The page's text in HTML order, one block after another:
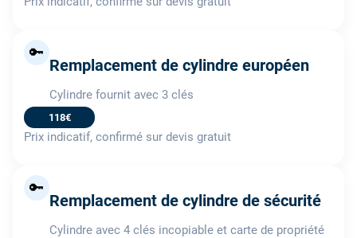
🔑
Remplacement de cylindre européen
Cylindre fournit avec 3 clés
118€
Prix indicatif, confirmé sur devis gratuit
🔑
Remplacement de cylindre de sécurité
Cylindre avec 4 clés incopiable et carte de propriété